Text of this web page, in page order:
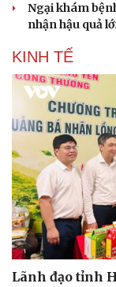
Ngại khám
nhận hậu quả
KINH TẾ
Lãnh đạo tỉnh